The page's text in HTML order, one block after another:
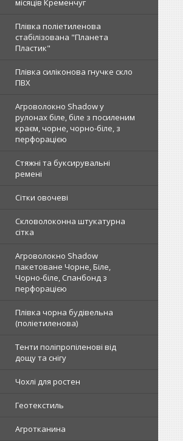
місяців Кременчуг
Плівка поліетиленова
стабілізована "Планета
Пластик"
Плівка силіконова гнучке скло
ПВХ
Агроволокно Shadow у
рулонах біле, біле з посиленим
краєм, чорне, чорно-біле, з
перфорацією
Стяжні та буксирувальні
ремені
Сітки овочеві
Скловолоконна штукатурна
сітка
Агроволокно Shadow
пакетоване Чорне, Біле,
Чорно-біле, Спанбонд з
перфорацією
Плівка чорна будівельна
(поліетиленова)
Тенти поліпропіленові від
дощу та снігу
Чохлі для ростен
Геотекстиль
Агротканина